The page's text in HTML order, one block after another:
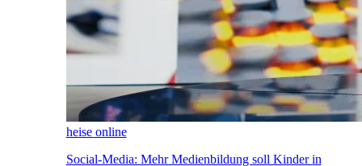
heise online
Social-Media: Mehr Medienbildung soll Kinder in